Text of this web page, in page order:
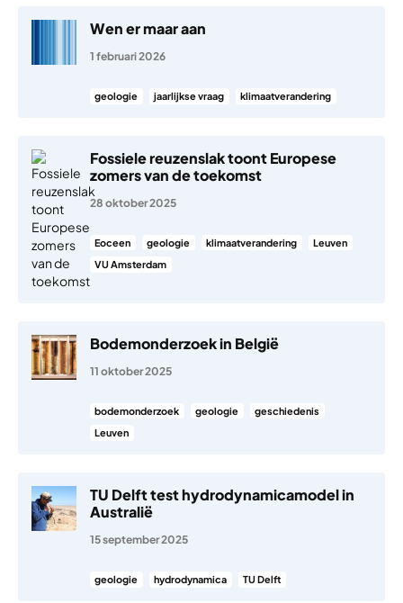
Wen er maar aan
1 februari 2026
geologie jaarlijkse vraag klimaatverandering
Fossiele reuzenslak toont Europese
zomers van de toekomst
28 oktober 2025
Eoceen geologie klimaatverandering
Leuven
VU Amsterdam
Bodemonderzoek in België
11 oktober 2025
bodemonderzoek geologie
geschiedenis
Leuven
TU Delft test hydrodynamicamodel in
Australië
15 september 2025
geologie hydrodynamica TU Delft